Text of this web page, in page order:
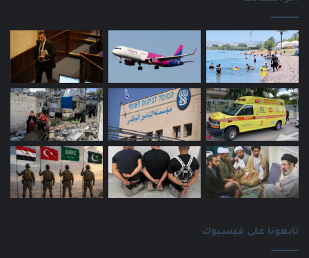
تابعونا على فيسبوك